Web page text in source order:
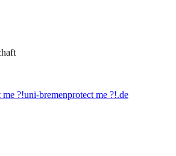
me ?!uni-bremenprotect me ?!.de